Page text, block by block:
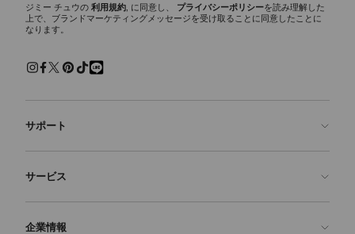
ジミー チュウの 利用規約, に同意し、 プライバシーポリシーを読み理解した
上で、ブランドマーケティングメッセージを受け取ることに同意したことに
なります。
サポート
よくあるご質問
サービス
企業情報